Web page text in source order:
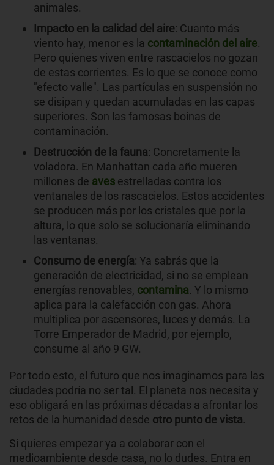
animales.
Impacto en la calidad del aire: Cuanto más
viento hay, menor es la contaminación del aire.
Pero quienes viven entre rascacielos no gozan
de estas corrientes. Es lo que se conoce como
"efecto valle". Las partículas en suspensión no
se disipan y quedan acumuladas en las capas
superiores. Son las famosas boinas de
contaminación.
Destrucción de la fauna: Concretamente la
voladora. En Manhattan cada año mueren
millones de aves estrelladas contra los
ventanales de los rascacielos. Estos accidentes
se producen más por los cristales que por la
altura, lo que solo se solucionaría eliminando
las ventanas.
Consumo de energía: Ya sabrás que la
generación de electricidad, si no se emplean
energías renovables, contamina. Y lo mismo
aplica para la calefacción con gas. Ahora
multiplica por ascensores, luces y demás. La
Torre Emperador de Madrid, por ejemplo,
consume al año 9 GW.
Por todo esto, el futuro que nos imaginamos para las
ciudades podría no ser tal. El planeta nos necesita y
eso obligará en las próximas décadas a afrontar los
retos de la humanidad desde otro punto de vista.
Si quieres empezar ya a colaborar con el
medioambiente desde casa, no lo dudes. Entra en